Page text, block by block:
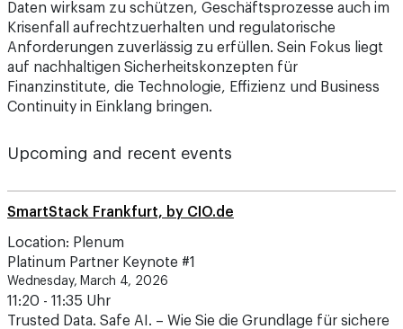
Daten wirksam zu schützen, Geschäftsprozesse auch im
Krisenfall aufrechtzuerhalten und regulatorische
Anforderungen zuverlässig zu erfüllen. Sein Fokus liegt
auf nachhaltigen Sicherheitskonzepten für
Finanzinstitute, die Technologie, Effizienz und Business
Continuity in Einklang bringen.
Upcoming and recent events
SmartStack Frankfurt, by CIO.de
Location: Plenum
Platinum Partner Keynote #1
Wednesday, March 4, 2026
11:20 - 11:35 Uhr
Trusted Data. Safe AI. – Wie Sie die Grundlage für sichere